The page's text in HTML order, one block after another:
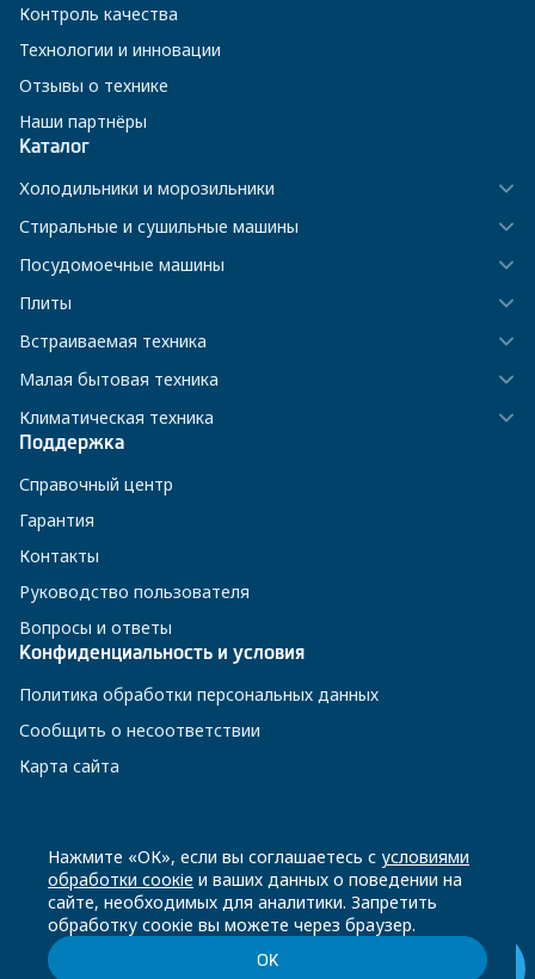
Контроль качества
Технологии и инновации
Отзывы о технике
Наши партнёры
Каталог
Холодильники и морозильники
Стиральные и сушильные машины
Посудомоечные машины
Плиты
Встраиваемая техника
Малая бытовая техника
Климатическая техника
Поддержка
Справочный центр
Гарантия
Контакты
Руководство пользователя
Вопросы и ответы
Конфиденциальность и условия
Политика обработки персональных данных
Сообщить о несоответствии
Карта сайта
8 800 200-23-56
Чат-бот в Телеграм
Нажмите «ОК», если вы соглашаетесь с условиями
обработки соокіе и ваших данных о поведении на
сайте, необходимых для аналитики. Запретить
обработку соокіе вы можете через браузер.
ОК